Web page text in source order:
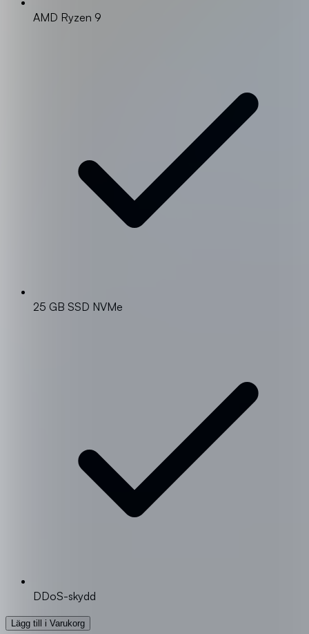
AMD Ryzen 9
25 GB SSD NVMe
DDoS-skydd
Lägg till i Varukorg